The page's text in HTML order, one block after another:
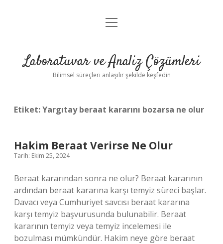
Anasayfa
Yasal Uyarı
menüyü
Laboratuvar ve Analiz Çözümleri
Bilimsel süreçleri anlaşılır şekilde keşfedin
Etiket:Yargıtay beraat kararını bozarsa ne olur
Hakim Beraat Verirse Ne Olur
Tarih: Ekim 25, 2024
Beraat kararından sonra ne olur? Beraat kararının
ardından beraat kararına karşı temyiz süreci başlar.
Davacı veya Cumhuriyet savcısı beraat kararına
karşı temyiz başvurusunda bulunabilir. Beraat
kararının temyiz veya temyiz incelemesi ile
bozulması mümkündür. Hakim neye göre beraat